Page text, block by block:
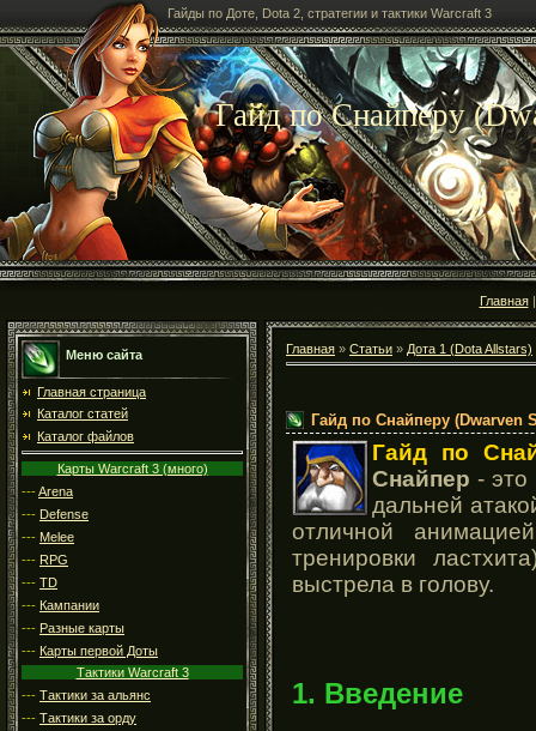
Гайды по Доте, Dota 2, стратегии и тактики Warcraft 3
Гайд по Снайперу
Главная
Меню сайта
Главная страница
Каталог статей
Каталог файлов
Карты Warcraft 3 (много)
---Arena
--- Defense
--- Melee
--- RPG
--- TD
--- Кампании
--- Разные карты
--- Карты первой Доты
Тактики Warcraft 3
--- Тактики за альянс
--- Тактики за орду
Главная » Статьи » Дота 1 (Dota Allstars)
Гайд по Снайперу (Dwarven
Гайд по
Снайпер - это
дальней
отличной
тренировки
выстрела в голову.
1. Введение